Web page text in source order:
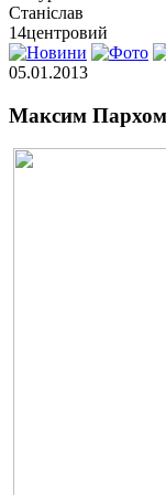
Станіслав
14центровий
05.01.2013
Максим